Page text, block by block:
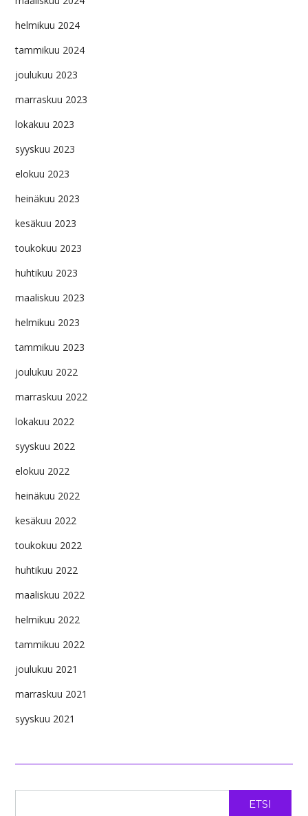
helmikuu 2024
tammikuu 2024
joulukuu 2023
marraskuu 2023
lokakuu 2023
syyskuu 2023
elokuu 2023
heinäkuu 2023
kesäkuu 2023
toukokuu 2023
huhtikuu 2023
maaliskuu 2023
helmikuu 2023
tammikuu 2023
joulukuu 2022
marraskuu 2022
lokakuu 2022
syyskuu 2022
elokuu 2022
heinäkuu 2022
kesäkuu 2022
toukokuu 2022
huhtikuu 2022
maaliskuu 2022
helmikuu 2022
tammikuu 2022
joulukuu 2021
marraskuu 2021
syyskuu 2021
ETSI